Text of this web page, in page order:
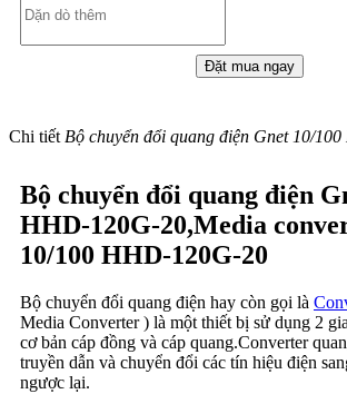
Chi tiếtBộ chuyển đổi quang điện Gnet 10/
Bộ chuyển đổi quang điện
HHD-120G-20,Media
10/100 HHD-120G-20
Bộ chuyển đổi quang điện hay còn gọi là
Media Converter ) là một thiết bị sử dụng 2
cơ bản cáp đồng và cáp quang.Converter
truyền dẫn và chuyển đổi các tín hiệu điện
ngược lại.